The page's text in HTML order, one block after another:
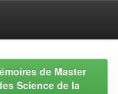
de Master
Science de la